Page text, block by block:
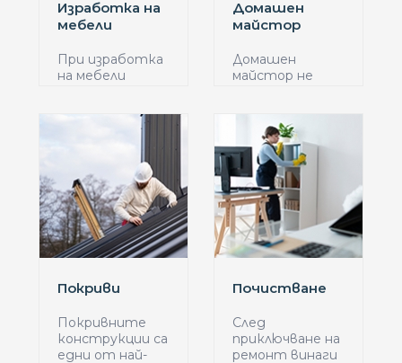
Изработка на
мебели
При изработка
на мебели
Домашен
майстор
Домашен
майстор не
Покриви
Покривните
конструкции са
едни от най-
Почистване
След
приключване на
ремонт винаги